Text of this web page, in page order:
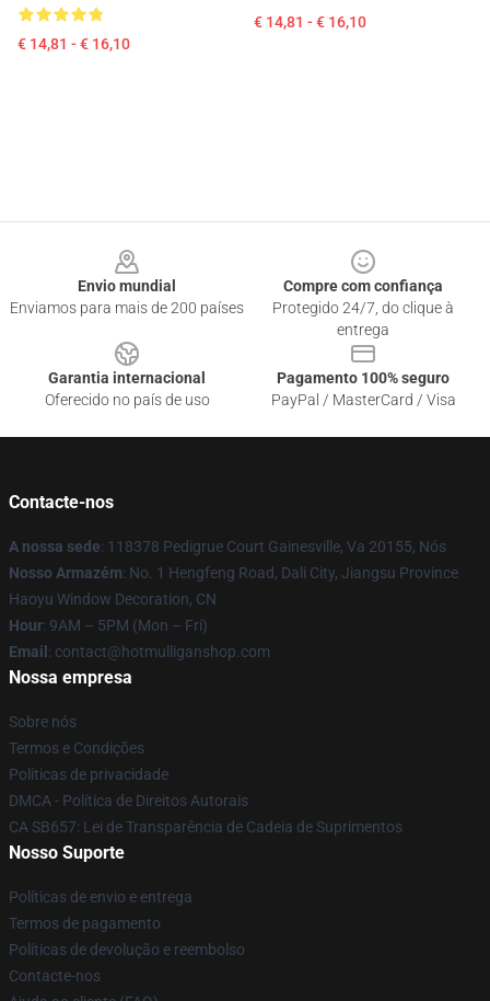
€ 14,81 - € 16,10
€ 14,81 - € 16,10
Envio mundial
Enviamos para mais de 200 países
Compre com confiança
Protegido 24/7, do clique à
entrega
Garantia internacional
Oferecido no país de uso
Pagamento 100% seguro
PayPal / MasterCard / Visa
Contacte-nos
A nossa sede: 118378 Pedigrue Court Gainesville, Va 20155, Nós
Nosso Armazém: No. 1 Hengfeng Road, Dali City, Jiangsu Province
Haoyu Window Decoration, CN
Hour: 9AM – 5PM (Mon – Fri)
Email : contact@hotmulliganshop.com
Nossa empresa
Sobre nós
Termos e Condições
Políticas de privacidade
DMCA - Política de Direitos Autorais
CA SB657: Lei de Transparência de Cadeia de Suprimentos
Nosso Suporte
Políticas de envio e entrega
Termos de pagamento
Políticas de devolução e reembolso
Contacte-nos